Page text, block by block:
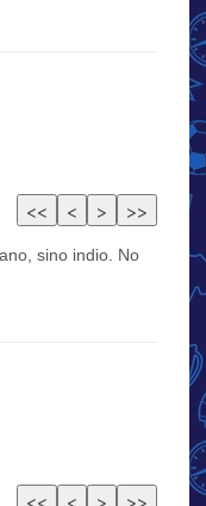
sino indio. No